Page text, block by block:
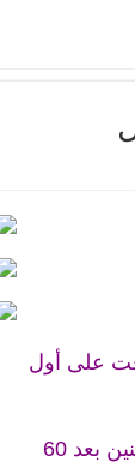
على أول
نسيت طفلة يافا لعبتها على سرير طفولتها، فعادت إليها على بساط الحنين بعد 60